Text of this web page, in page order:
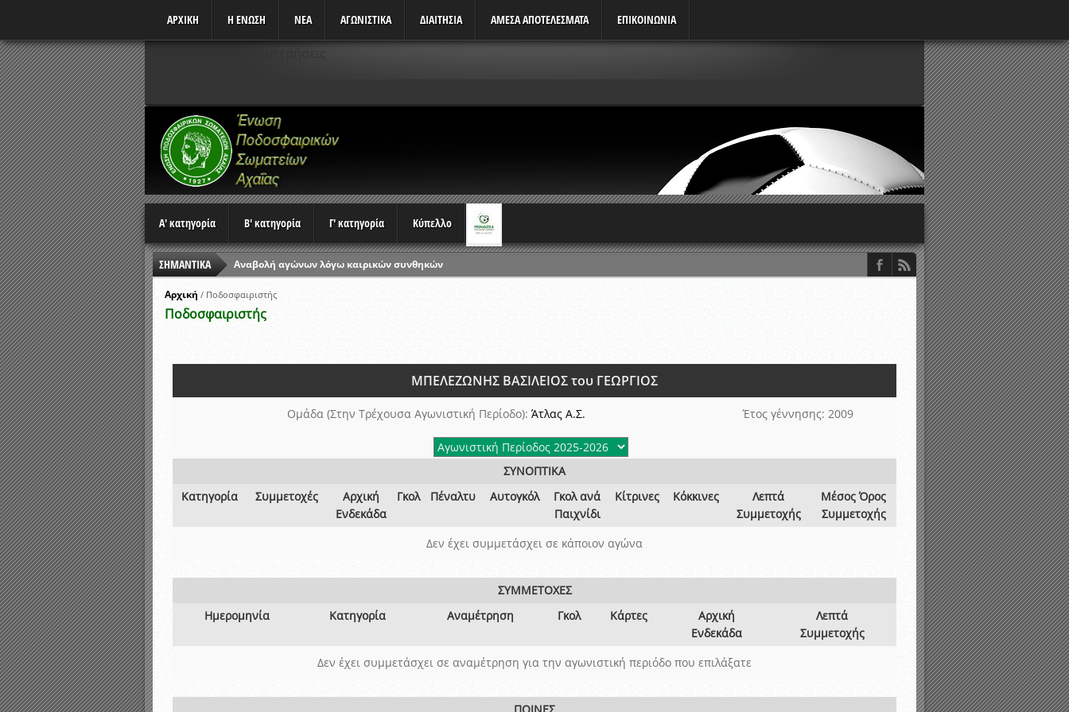
ΑΡΧΙΚΗ Η ΕΝΩΣΗ ΝΕΑ ΑΓΩΝΙΣΤΙΚΆ ΔΙΑΙΤΗΣΙΑ ΑΜΕΣΑ ΑΠΟΤΕΛΕΣΜΑΤΑ ΕΠΙΚΟΙΝΩΝΙΑ
Α' κατηγορία Β' κατηγορία Γ' κατηγορία Κύπελλο
ΣΗΜΑΝΤΙΚΑ
Αναβολή αγώνων λόγω καιρικών συνθηκών
Ώρες έναρξης αγώνων Πρωταθλημάτων
Αποτελέσματα επαναληπτικών γραπτών εξετάσεων και αγωνιστικών δοκιμασιών διαιτητών και παρατηρητών ΕΠΣΑ
Κληρώσεις Πρωταθλημάτων και Κυπέλλου 2015-2016
Αρχική / Ποδοσφαιριστής
Ποδοσφαιριστής
ΜΠΕΛΕΖΩΝΗΣ ΒΑΣΙΛΕΙΟΣ του ΓΕΩΡΓΙΟΣ
Ομάδα (Στην Τρέχουσα Αγωνιστική Περίοδο): Άτλας Α.Σ. Έτος γέννησης: 2009
ΣΥΝΟΠΤΙΚΑ
Κατηγορία
Συμμετοχές
Αρχική
Ενδεκάδα
Γκολ Πέναλτυ Αυτογκόλ
Γκολ ανά
Παιχνίδι
Κίτρινες Κόκκινες
Λεπτά
Συμμετοχής
Μέσος Όρος
Συμμετοχής
Δεν έχει συμμετάσχει σε κάποιον αγώνα
ΣΥΜΜΕΤΟΧΕΣ
Ημερομηνία
Κατηγορία Αναμέτρηση Γκολ Κάρτες
Αρχική
Ενδεκάδα
Λεπτά
Συμμετοχής
Δεν έχει συμμετάσχει σε αναμέτρηση για την αγωνιστική περιόδο που επιλάξατε